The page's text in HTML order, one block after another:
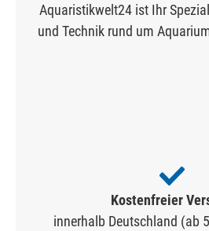
Aquaristikwelt24 ist Ihr
und Technik rund um
Kostenfreier
innerhalb Deutschland (ab